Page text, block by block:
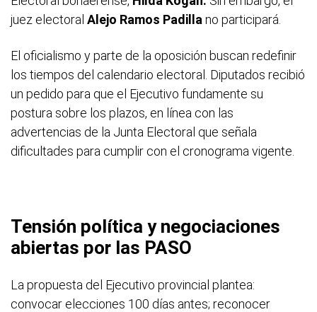
juez electoral Alejo Ramos Padilla no participará.
El oficialismo y parte de la oposición buscan redefinir
los tiempos del calendario electoral. Diputados recibió
un pedido para que el Ejecutivo fundamente su
postura sobre los plazos, en línea con las
advertencias de la Junta Electoral que señala
dificultades para cumplir con el cronograma vigente.
Tensión política y negociaciones
abiertas por las PASO
La propuesta del Ejecutivo provincial plantea:
convocar elecciones 100 días antes; reconocer